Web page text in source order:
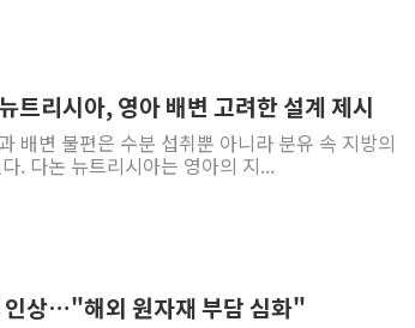
이억원 금융위원장 '단일종목
이지스자산운용, 옛 분당 롯
한국투자증권, 해외대 재학
[뉴스핌 이 시각 글로벌
리시아, 영아 배변 고려한 설계 제시
배변 불편은 수분 섭취뿐 아니라 분유 속 지방의
. 다논 뉴트리시아는 영아의 지...
인상…"해외 원자재 부담 심화"